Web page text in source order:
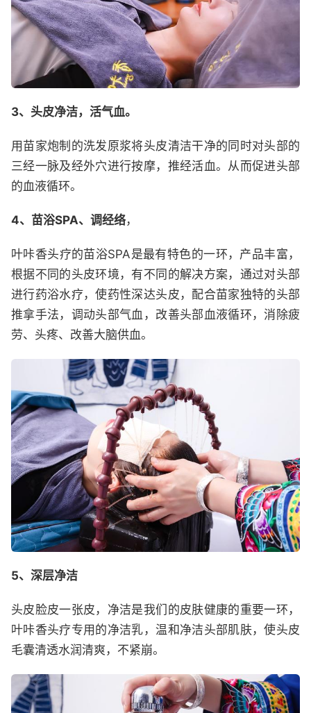
3、头皮净洁，活气血。
用苗家炮制的洗发原浆将头皮清洁干净的同时对头部的
三经一脉及经外穴进行按摩，推经活血。从而促进头部
的血液循环。
4、苗浴SPA、调经络，
叶咔香头疗的苗浴SPA是最有特色的一环，产品丰富，
根据不同的头皮环境，有不同的解决方案，通过对头部
进行药浴水疗，使药性深达头皮，配合苗家独特的头部
推拿手法，调动头部气血，改善头部血液循环，消除疲
劳、头疼、改善大脑供血。
5、深层净洁
头皮脸皮一张皮，净洁是我们的皮肤健康的重要一环，
叶咔香头疗专用的净洁乳，温和净洁头部肌肤，使头皮
毛囊清透水润清爽，不紧崩。